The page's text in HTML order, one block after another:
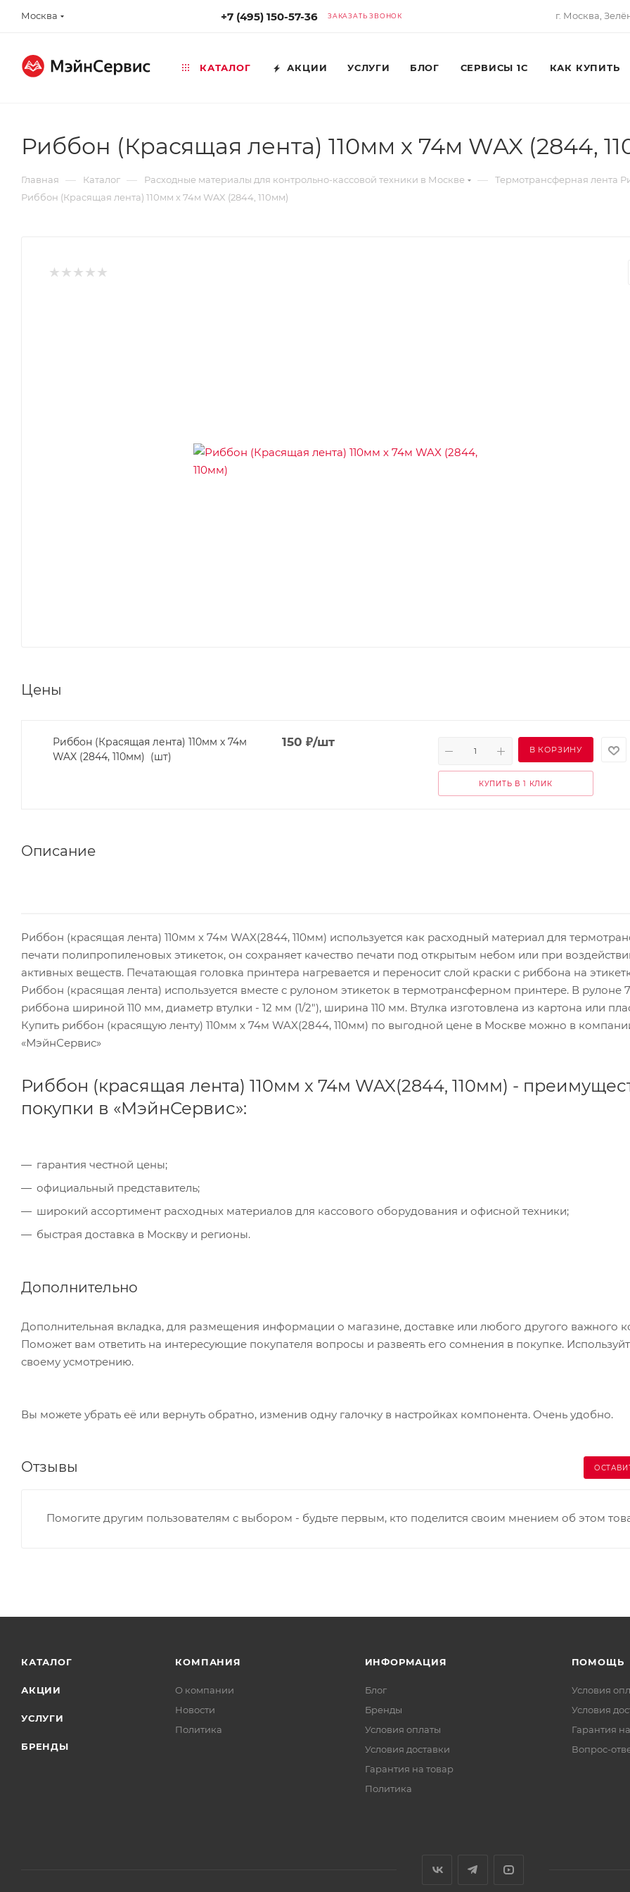
Москва +7 (495) 150-57-36 ЗАКАЗАТЬ ЗВОНОК г. Москва,
КАТАЛОГ АКЦИИ УСЛУГИ БЛОГ СЕРВИСЫ 1С КАК КУПИТЬ
Риббон (Красящая лента) 110мм х 74м WAX (2844,
Главная — Каталог — Расходные материалы для контрольно-кассовой техники в Москве — Термотрансферная лента
Риббон (Красящая лента) 110мм х 74м WAX (2844, 110мм)
Цены
Риббон (Красящая лента) 110мм х 74м
WAX (2844, 110мм) (шт)
150 ₽/шт
В КОРЗИНУ
КУПИТЬ В 1 КЛИК
Описание
Риббон (красящая лента) 110мм х 74м WAX(2844, 110мм) используется как расходный материал для
печати полипропиленовых этикеток, он сохраняет качество печати под открытым небом или при
активных веществ. Печатающая головка принтера нагревается и переносит слой краски с риббона на
Риббон (красящая лента) используется вместе с рулоном этикеток в термотрансферном принтере. В рулоне
риббона шириной 110 мм, диаметр втулки - 12 мм (1/2″), ширина 110 мм. Втулка изготовлена из картона или
Купить риббон (красящую ленту) 110мм х 74м WAX(2844, 110мм) по выгодной цене в Москве можно в
«МэйнСервис»
Риббон (красящая лента) 110мм х 74м WAX(2844, 110мм) -
покупки в «МэйнСервис»:
гарантия честной цены;
официальный представитель;
широкий ассортимент расходных материалов для кассового оборудования и офисной техники;
быстрая доставка в Москву и регионы.
Дополнительно
Дополнительная вкладка, для размещения информации о магазине, доставке или любого другого важного
Поможет вам ответить на интересующие покупателя вопросы и развеять его сомнения в покупке.
своему усмотрению.
Вы можете убрать её или вернуть обратно, изменив одну галочку в настройках компонента. Очень удобно.
Отзывы
Помогите другим пользователям с выбором - будьте первым, кто поделится своим мнением об этом
КАТАЛОГ
АКЦИИ
УСЛУГИ
БРЕНДЫ
КОМПАНИЯ
О компании
Новости
Политика
ИНФОРМАЦИЯ
Блог
Бренды
Условия оплаты
Условия доставки
Гарантия на товар
Политика
ПОМОЩЬ
Условия
Условия
Гарантия
Вопрос-